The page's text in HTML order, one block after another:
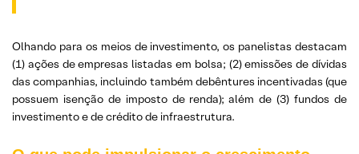
Olhando para os meios de investimento, os panelistas destacam
(1) ações de empresas listadas em bolsa; (2) emissões de dívidas
das companhias, incluindo também debêntures incentivadas (que
possuem isenção de imposto de renda); além de (3) fundos de
investimento e de crédito de infraestrutura.